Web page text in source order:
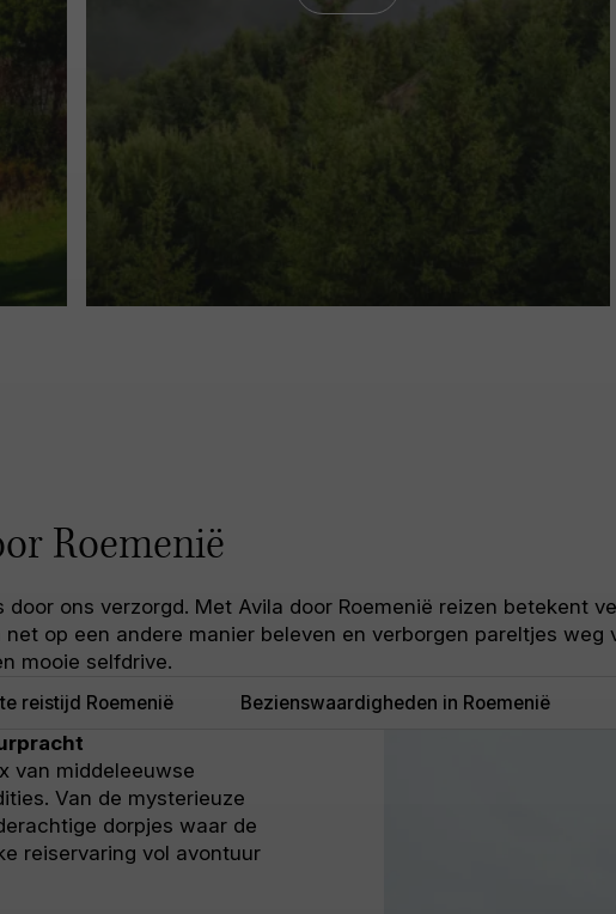
Roemenië
ons verzorgd. Met Avila door Roemenië reizen betekent
op een andere manier beleven en verborgen pareltjes weg
mooie selfdrive.
reistijd Roemenië Bezienswaardigheden in Roemenië
van middeleeuwse
Van de mysterieuze
dorpjes waar de
reiservaring vol avontuur